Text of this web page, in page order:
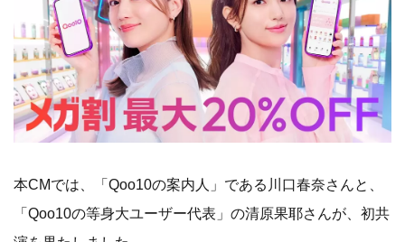
本CMでは、「Qoo10の案内人」である川口春奈さんと、
「Qoo10の等身大ユーザー代表」の清原果耶さんが、初共